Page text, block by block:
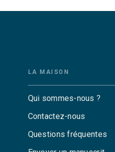
LA MAISON
Qui sommes-nous ?
Contactez-nous
Questions fréquentes